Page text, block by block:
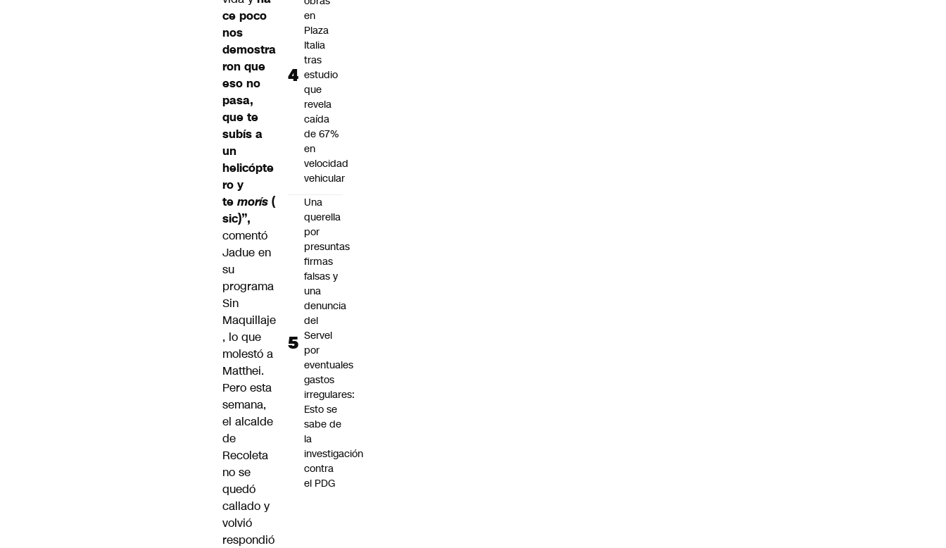
ce poco
nos
demostra
ron que
eso no
pasa,
que te
subís a
un
helicópte
ro y
te morís (
sic)”,
comentó
Jadue en
su
programa
Sin
Maquillaje
, lo que
molestó a
Matthei.
Pero esta
semana,
el alcalde
de
Recoleta
no se
quedó
callado y
volvió
respondió
en
Plaza
Italia
tras
estudio
que
revela
caída
de 67%
en
velocidad
vehicular
Una
querella
por
presuntas
firmas
falsas y
una
denuncia
del
Servel
por
eventuales
gastos
irregulares:
Esto se
sabe de
la
investigación
contra
el PDG